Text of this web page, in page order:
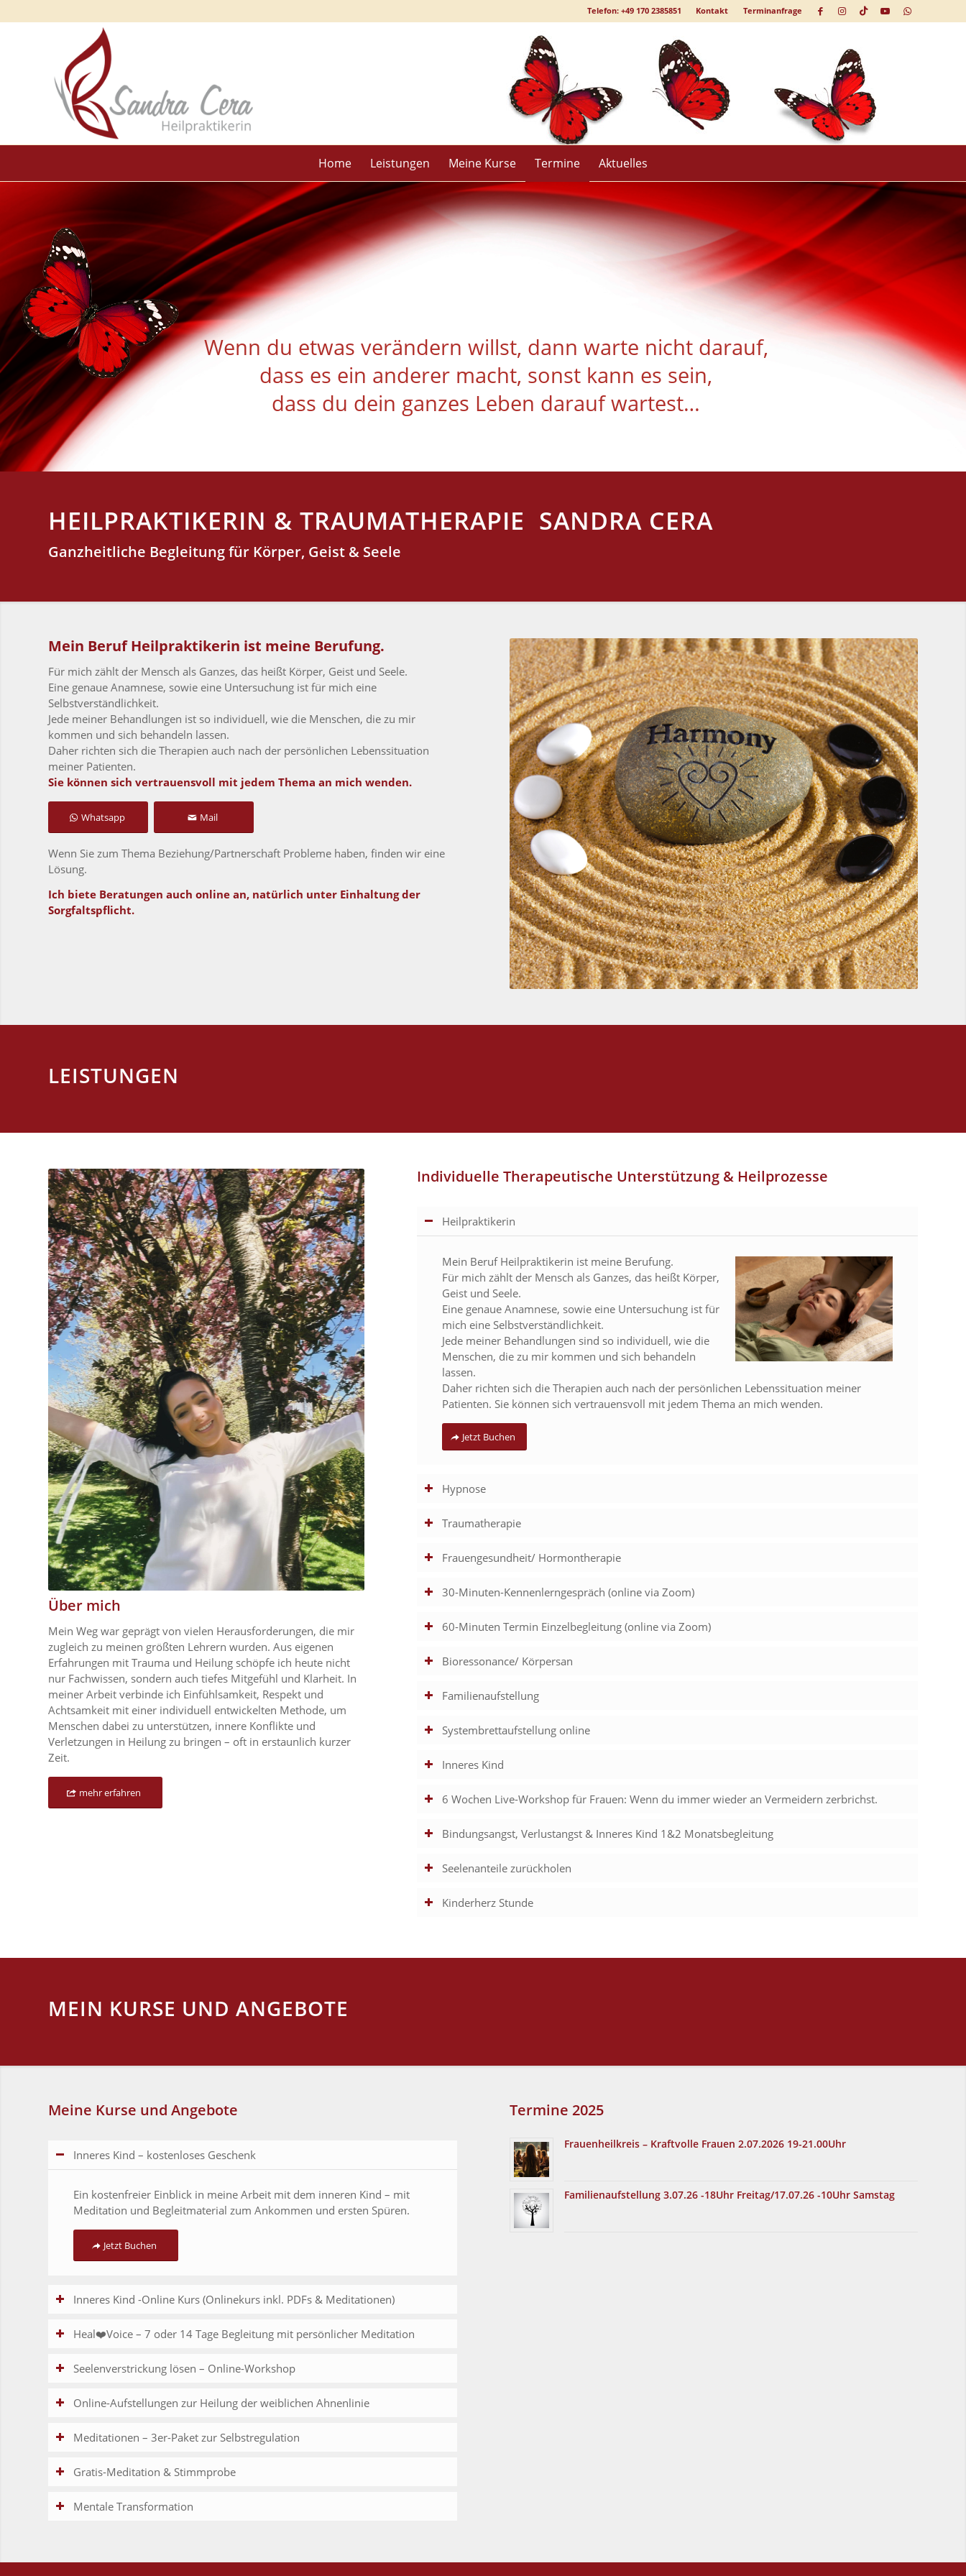
Kontakt Terminanfrage
Telefon: +49 170 2385851
Home Leistungen Meine Kurse Termine Aktuelles
Wenn du etwas verändern willst, dann warte nicht darauf,
dass es ein anderer macht, sonst kann es sein,
dass du dein ganzes Leben darauf wartest…
HEILPRAKTIKERIN & TRAUMATHERAPIE SANDRA CERA
Ganzheitliche Begleitung für Körper, Geist & Seele
Mein Beruf Heilpraktikerin ist meine Berufung.
Für mich zählt der Mensch als Ganzes, das heißt Körper, Geist und Seele.
Eine genaue Anamnese, sowie eine Untersuchung ist für mich eine
Selbstverständlichkeit.
Jede meiner Behandlungen ist so individuell, wie die Menschen, die zu mir
kommen und sich behandeln lassen.
Daher richten sich die Therapien auch nach der persönlichen Lebenssituation
meiner Patienten.
Sie können sich vertrauensvoll mit jedem Thema an mich wenden.
Whatsapp Mail
Wenn Sie zum Thema Beziehung/Partnerschaft Probleme haben, finden wir eine
Lösung.
Ich biete Beratungen auch online an, natürlich unter Einhaltung der
Sorgfaltspflicht.
LEISTUNGEN
Über mich
Mein Weg war geprägt von vielen Herausforderungen, die mir
zugleich zu meinen größten Lehrern wurden. Aus eigenen
Erfahrungen mit Trauma und Heilung schöpfe ich heute nicht
nur Fachwissen, sondern auch tiefes Mitgefühl und Klarheit. In
meiner Arbeit verbinde ich Einfühlsamkeit, Respekt und
Achtsamkeit mit einer individuell entwickelten Methode, um
Menschen dabei zu unterstützen, innere Konflikte und
Verletzungen in Heilung zu bringen – oft in erstaunlich kurzer
Zeit.
mehr erfahren
Individuelle Therapeutische Unterstützung & Heilprozesse
Heilpraktikerin
Mein Beruf Heilpraktikerin ist meine Berufung.
Für mich zählt der Mensch als Ganzes, das heißt Körper,
Geist und Seele.
Eine genaue Anamnese, sowie eine Untersuchung ist für
mich eine Selbstverständlichkeit.
Jede meiner Behandlungen sind so individuell, wie die
Menschen, die zu mir kommen und sich behandeln
lassen.
Daher richten sich die Therapien auch nach der persönlichen Lebenssituation meiner
Patienten. Sie können sich vertrauensvoll mit jedem Thema an mich wenden.
Jetzt Buchen
Hypnose
Traumatherapie
Frauengesundheit/ Hormontherapie
30-Minuten-Kennenlerngespräch (online via Zoom)
60-Minuten Termin Einzelbegleitung (online via Zoom)
Bioressonance/ Körpersan
Familienaufstellung
Systembrettaufstellung online
Inneres Kind
6 Wochen Live-Workshop für Frauen: Wenn du immer wieder an Vermeidern zerbrichst.
Bindungsangst, Verlustangst & Inneres Kind 1&2 Monatsbegleitung
Seelenanteile zurückholen
Kinderherz Stunde
MEIN KURSE UND ANGEBOTE
Meine Kurse und Angebote
Inneres Kind – kostenloses Geschenk
Ein kostenfreier Einblick in meine Arbeit mit dem inneren Kind – mit
Meditation und Begleitmaterial zum Ankommen und ersten Spüren.
Jetzt Buchen
Inneres Kind -Online Kurs (Onlinekurs inkl. PDFs & Meditationen)
Heal❤️Voice – 7 oder 14 Tage Begleitung mit persönlicher Meditation
Seelenverstrickung lösen – Online-Workshop
Online-Aufstellungen zur Heilung der weiblichen Ahnenlinie
Meditationen – 3er-Paket zur Selbstregulation
Gratis-Meditation & Stimmprobe
Mentale Transformation
Termine 2025
Frauenheilkreis – Kraftvolle Frauen 2.07.2026 19-21.00Uhr
Familienaufstellung 3.07.26 -18Uhr Freitag/17.07.26 -10Uhr Samstag